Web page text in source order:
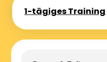
1-tägiges Training